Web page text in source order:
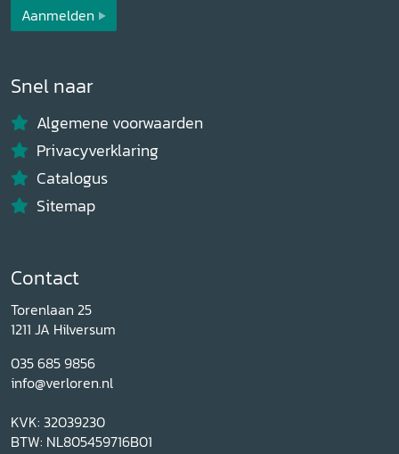
Aanmelden
Snel naar
Algemene voorwaarden
Privacyverklaring
Catalogus
Sitemap
Contact
Torenlaan 25
1211 JA Hilversum
035 685 9856
info@verloren.nl
KVK: 32039230
BTW: NL805459716B01